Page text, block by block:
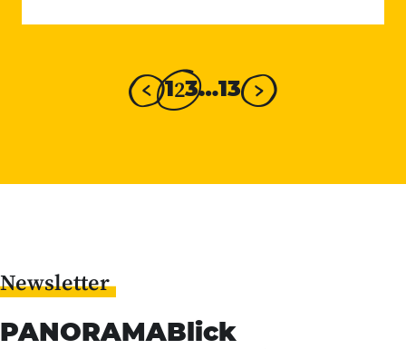
1 23…13
Newsletter
PANORAMABlick